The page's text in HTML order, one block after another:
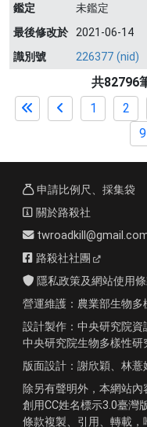
鑑定
未鑑定
最後修改於 2021-06-14
識別號
226377 (nid)
共82796
1
2
9
申請比例尺、採集袋
關於路殺社
路殺社社團
隱私政策及網站使用
營運維護： 農業部生物多
設計製作： 中央研究院資
中央研究院生物多樣性研
版面設計： 謝欣穎、林薏
除另有聲明外，本網站內
創用CC姓名標示3.0臺灣
條款複製、引用、轉載